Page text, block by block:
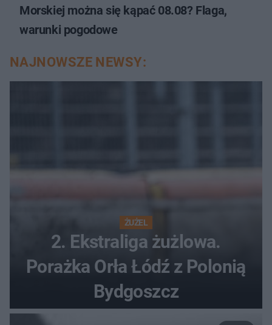
Morskiej można się kąpać 08.08? Flaga,
warunki pogodowe
NAJNOWSZE NEWSY:
ŻUŻEL
2. Ekstraliga żużlowa.
Porażka Orła Łódź z Polonią
Bydgoszcz